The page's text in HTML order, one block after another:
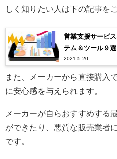
しく知りたい人は下の記事を
営業支援サービ
テム＆ツール９選
2021.5.20
また、メーカーから直接購入
に安心感を与えられます。
メーカーが自らおすすめする
ができたり、悪質な販売業者
です。